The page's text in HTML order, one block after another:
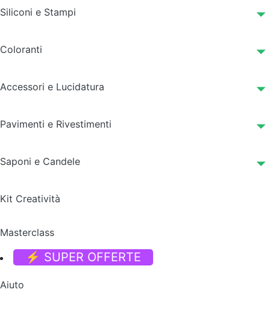
Siliconi e Stampi
Coloranti
Accessori e Lucidatura
Pavimenti e Rivestimenti
Saponi e Candele
Kit Creatività
Masterclass
⚡ SUPER OFFERTE
Aiuto